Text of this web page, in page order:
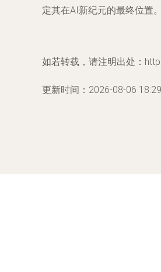
定其在AI新纪元的最终位置。
如若转载，请注明出处：
更新时间：2026-08-06